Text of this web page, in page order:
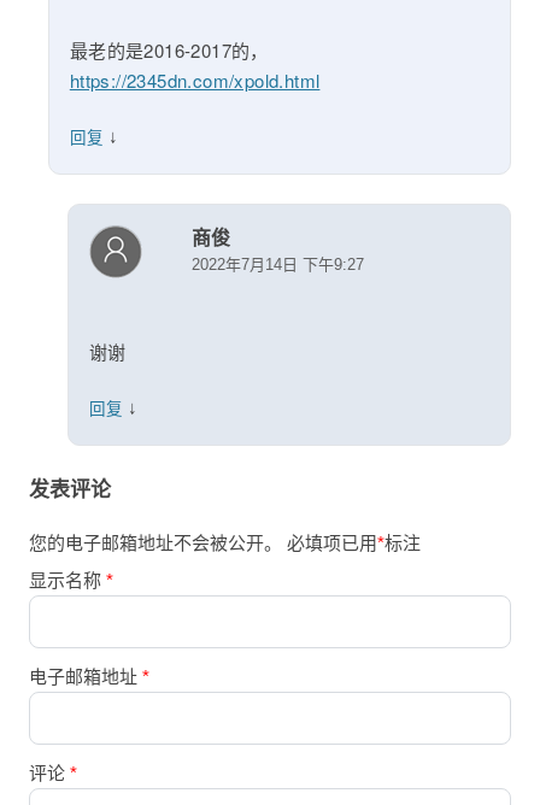
最老的是2016-2017的，
https://2345dn.com/xpold.html
回复 ↓
商俊
2022年7月14日 下午9:27
谢谢
回复 ↓
发表评论
您的电子邮箱地址不会被公开。 必填项已用*标注
显示名称 *
电子邮箱地址 *
评论 *